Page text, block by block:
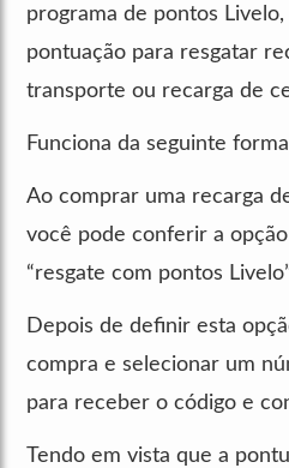
programa de pontos
pontuação para resgatar
transporte ou recarga de
Funciona da seguinte
Ao comprar uma recarga
você pode conferir a
“resgate com pontos
Depois de definir esta
compra e selecionar um
para receber o código e
Tendo em vista que a